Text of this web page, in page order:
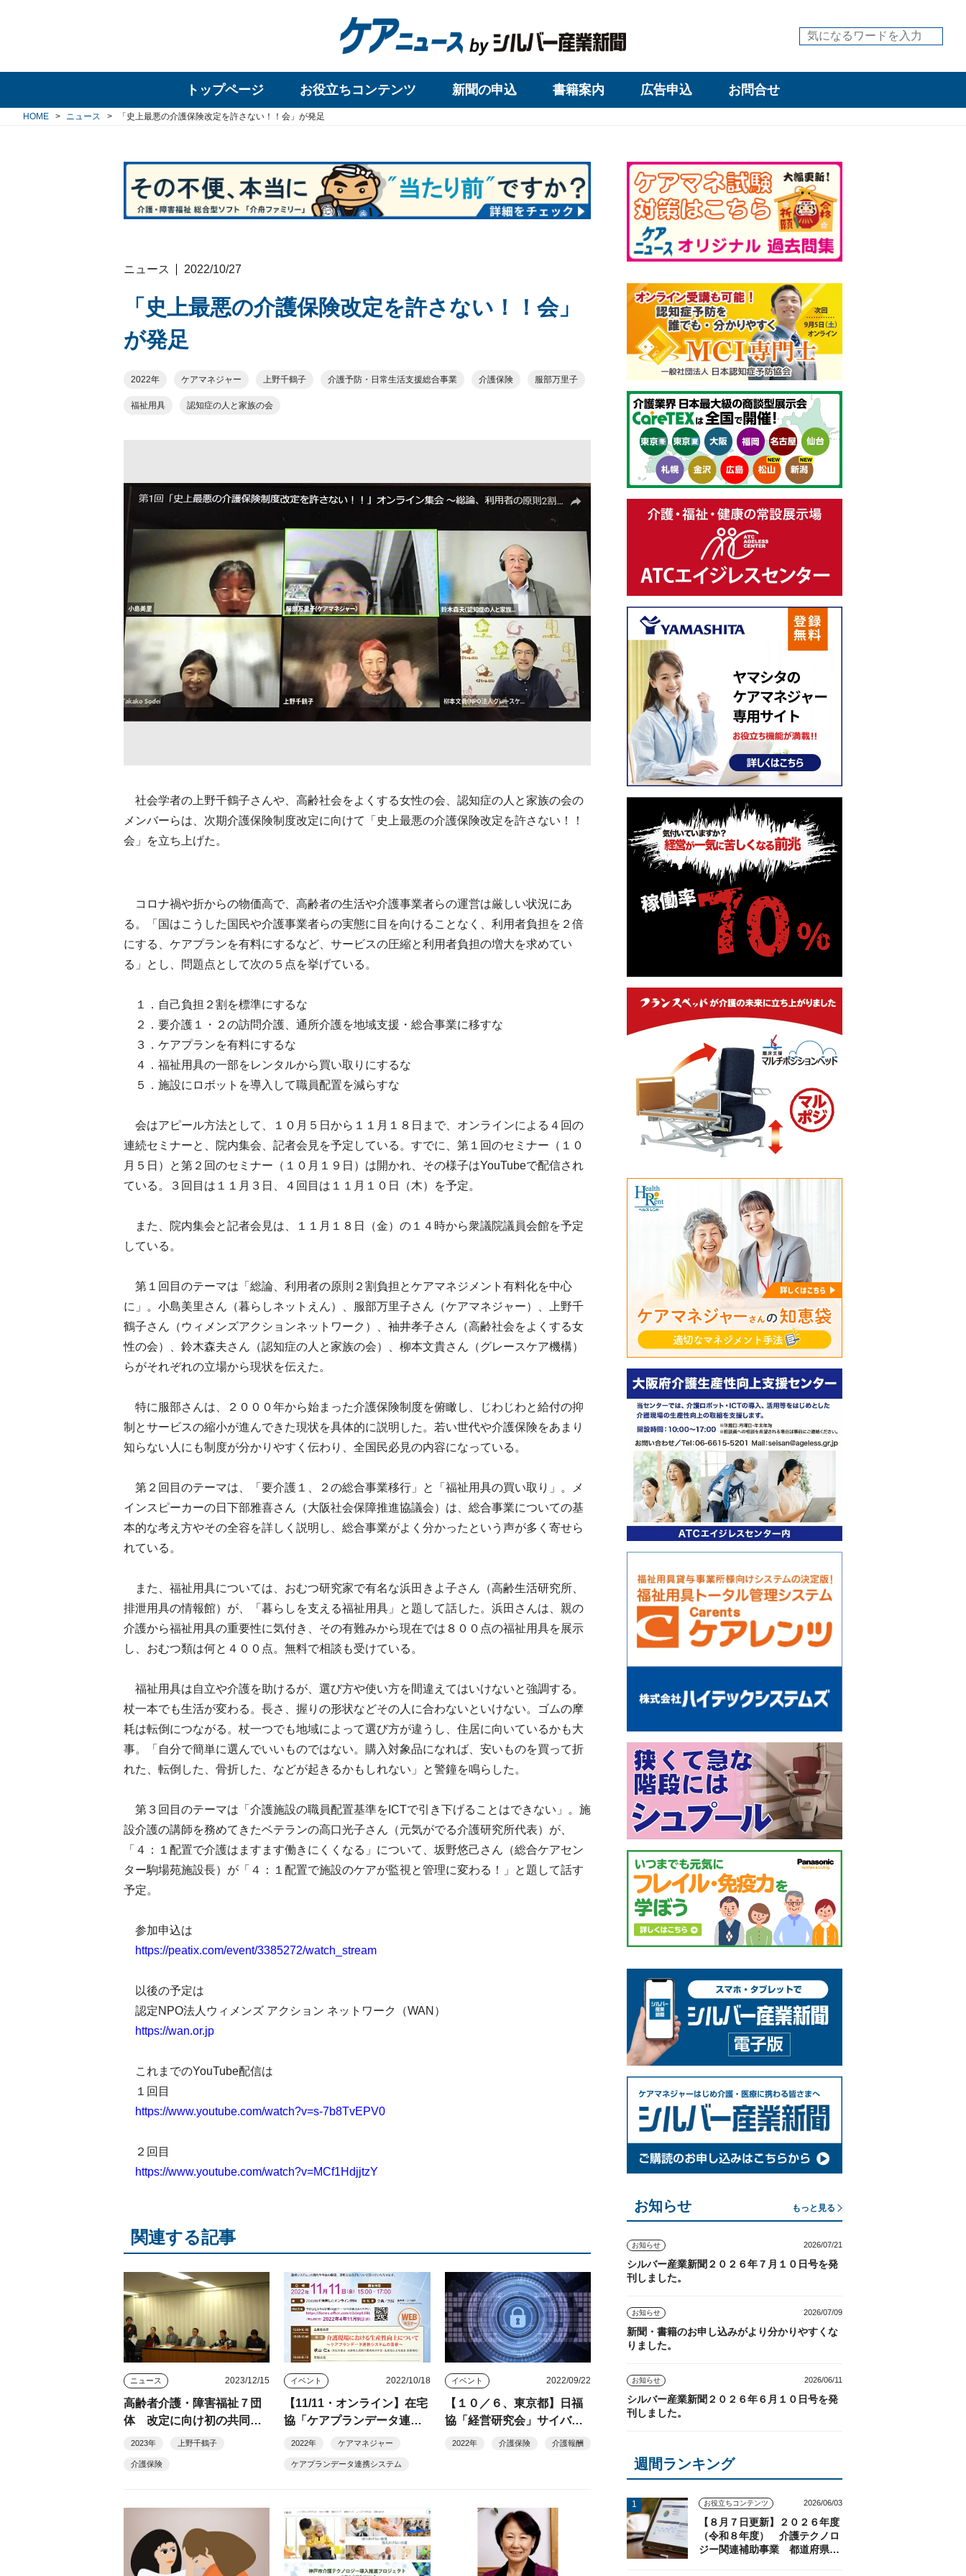
トップページ お役立ちコンテンツ 新聞の申込 書籍案内 広告申込 お問合せ
HOME ニュース 「史上最悪の介護保険改定を許さない！！会」が発足
ニュース 2022/10/27
「史上最悪の介護保険改定を許さない！！会」
が発足
2022年 ケアマネジャー 上野千鶴子 介護予防・日常生活支援総合事業 介護保険 服部万里子
福祉用具 認知症の人と家族の会
社会学者の上野千鶴子さんや、高齢社会をよくする女性の会、認知症の人と家族の会の
メンバーらは、次期介護保険制度改定に向けて「史上最悪の介護保険改定を許さない！！
会」を立ち上げた。
コロナ禍や折からの物価高で、高齢者の生活や介護事業者らの運営は厳しい状況にあ
る。「国はこうした国民や介護事業者らの実態に目を向けることなく、利用者負担を２倍
にする、ケアプランを有料にするなど、サービスの圧縮と利用者負担の増大を求めてい
る」とし、問題点として次の５点を挙げている。
１．自己負担２割を標準にするな
２．要介護１・２の訪問介護、通所介護を地域支援・総合事業に移すな
３．ケアプランを有料にするな
４．福祉用具の一部をレンタルから買い取りにするな
５．施設にロボットを導入して職員配置を減らすな
会はアピール方法として、１０月５日から１１月１８日まで、オンラインによる４回の
連続セミナーと、院内集会、記者会見を予定している。すでに、第１回のセミナー（１０
月５日）と第２回のセミナー（１０月１９日）は開かれ、その様子はYouTubeで配信され
ている。３回目は１１月３日、４回目は１１月１０日（木）を予定。
また、院内集会と記者会見は、１１月１８日（金）の１４時から衆議院議員会館を予定
している。
第１回目のテーマは「総論、利用者の原則２割負担とケアマネジメント有料化を中心
に」。小島美里さん（暮らしネットえん）、服部万里子さん（ケアマネジャー）、上野千
鶴子さん（ウィメンズアクションネットワーク）、袖井孝子さん（高齢社会をよくする女
性の会）、鈴木森夫さん（認知症の人と家族の会）、柳本文貴さん（グレースケア機構）
らがそれぞれの立場から現状を伝えた。
特に服部さんは、２０００年から始まった介護保険制度を俯瞰し、じわじわと給付の抑
制とサービスの縮小が進んできた現状を具体的に説明した。若い世代や介護保険をあまり
知らない人にも制度が分かりやすく伝わり、全国民必見の内容になっている。
第２回目のテーマは、「要介護１、２の総合事業移行」と「福祉用具の買い取り」。メ
インスピーカーの日下部雅喜さん（大阪社会保障推進協議会）は、総合事業についての基
本的な考え方やその全容を詳しく説明し、総合事業がよく分かったという声が多く寄せら
れている。
また、福祉用具については、おむつ研究家で有名な浜田きよ子さん（高齢生活研究所、
排泄用具の情報館）が、「暮らしを支える福祉用具」と題して話した。浜田さんは、親の
介護から福祉用具の重要性に気付き、その有難みから現在では８００点の福祉用具を展示
し、おむつ類は何と４００点。無料で相談も受けている。
福祉用具は自立や介護を助けるが、選び方や使い方を間違えてはいけないと強調する。
杖一本でも生活が変わる。長さ、握りの形状などその人に合わないといけない。ゴムの摩
耗は転倒につながる。杖一つでも地域によって選び方が違うし、住居に向いているかも大
事。「自分で簡単に選んでいいものではない。購入対象品になれば、安いものを買って折
れた、転倒した、骨折した、などが起きるかもしれない」と警鐘を鳴らした。
第３回目のテーマは「介護施設の職員配置基準をICTで引き下げることはできない」。施
設介護の講師を務めてきたベテランの高口光子さん（元気がでる介護研究所代表）が、
「４：１配置で介護はますます働きにくくなる」について、坂野悠己さん（総合ケアセン
ター駒場苑施設長）が「４：１配置で施設のケアが監視と管理に変わる！」と題して話す
予定。
参加申込は
https://peatix.com/event/3385272/watch_stream
以後の予定は
認定NPO法人ウィメンズ アクション ネットワーク（WAN）
https://wan.or.jp
これまでのYouTube配信は
１回目
https://www.youtube.com/watch?v=s-7b8TvEPV0
２回目
https://www.youtube.com/watch?v=MCf1HdjjtzY
関連する記事
ニュース 2023/12/15
高齢者介護・障害福祉７団
体 改定に向け初の共同声
明発表
2023年 上野千鶴子
介護保険
イベント 2022/10/18
【11/11・オンライン】在宅
協「ケアプランデータ連携
システム説明会」
2022年 ケアマネジャー
ケアプランデータ連携システム
イベント 2022/09/22
【１０／６、東京都】日福
協「経営研究会」サイバー
セキュリティ対策など
2022年 介護保険 介護報酬
お知らせ もっと見る
お知らせ 2026/07/21
シルバー産業新聞２０２６年７月１０日号を発
刊しました。
お知らせ 2026/07/09
新聞・書籍のお申し込みがより分かりやすくな
りました。
お知らせ 2026/06/11
シルバー産業新聞２０２６年６月１０日号を発
刊しました。
週間ランキング
お役立ちコンテンツ 2026/06/03
【８月７日更新】２０２６年度
（令和８年度） 介護テクノロ
ジー関連補助事業 都道府県の